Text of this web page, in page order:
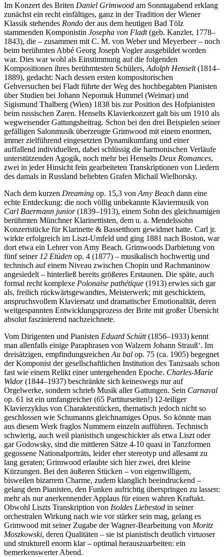
Im Konzert des Briten Daniel Grimwood am Sonntagabend erklang
zunächst ein recht einfältiges, ganz in der Tradition der Wiener
Klassik stehendes Rondo der aus dem heutigen Bad Tölz
stammenden Komponistin Josepha von Fladt(geb. Kanzler, 1778–
1843), die – zusammen mit C. M. von Weber und Meyerbeer – noch
beim berühmten Abbé Georg Joseph Vogler ausgebildet worden
war. Dies war wohl als Einstimmung auf die folgenden
Kompositionen ihres berühmtesten Schülers, Adolph Henselt(1814–
1889), gedacht: Nach dessen ersten kompositorischen
Gehversuchen bei Fladt führte der Weg des hochbegabten Pianisten
über Studien bei Johann Nepomuk Hummel (Weimar) und
Sigismund Thalberg (Wien) 1838 bis zur Position des Hofpianisten
beim russischen Zaren. Henselts Klavierkonzert galt bis um 1910 als
wegweisender Gattungsbeitrag. Schon bei den drei Beispielen seiner
gefälligen Salonmusik überzeugte Grimwood mit einem enormen,
immer zielführend eingesetzten Dynamikumfang und einer
auffallend individuellen, dabei schlüssig die harmonischen Verläufe
unterstützenden Agogik, noch mehr bei Henselts Deux Romances,
zwei in jeder Hinsicht fein gearbeiteten Transkriptionen von Liedern
des damals in Russland beliebten Grafen Michail Wielhorsky.
Nach dem kurzen Dreaming op. 15,3 von Amy Beach dann eine
echte Entdeckung: die noch völlig unbekannte Klaviermusik von
Carl Baermann junior(1839–1913), einem Sohn des gleichnamigen
berühmten Münchner Klarinettisten, dem u. a. Mendelssohn
Konzertstücke für Klarinette & Bassetthorn gewidmet hatte. Carl jr.
wirkte erfolgreich im Liszt-Umfeld und ging 1881 nach Boston, war
dort etwa ein Lehrer von Amy Beach. Grimwoods Darbietung von
fünf seiner 12 Etüden op. 4 (1877) – musikalisch hochwertig und
technisch auf einem Niveau zwischen Chopin und Rachmaninow
angesiedelt – hinterließ bereits größeres Erstaunen. Die späte, auch
formal recht komplexe Polonaise pathétique (1913) erwies sich gar
als, freilich rückwärtsgewandtes, Meisterwerk; mit geschicktem,
anspruchsvollem Klaviersatz und dramatischer Emotionalität, deren
weitgespannten Entwicklungsprozess der Brite mit großer Übersicht
absolut faszinierend nachzeichnete.
Vom Dirigenten und Pianisten Eduard Schütt(1856–1933) kennt
man allenfalls einige Paraphrasen von Walzern Johann Strauß‘. Im
dreisätzigen, empfindungsreichen Au bal op. 75 (ca. 1905) begegnet
der Komponist der gesellschaftlichen Institution des Tanzsaals schon
fast wie einem Relikt einer untergehenden Epoche. Charles-Marie
Widor(1844–1937) beschränkte sich keineswegs nur auf
Orgelwerke, sondern schrieb Musik aller Gattungen. Sein Carnaval
op. 61 ist ein umfangreicher (65 Partiturseiten!) 12-teiliger
Klavierzyklus von Charakterstücken, thematisch jedoch nicht so
geschlossen wie Schumanns gleichnamiges Opus. So könnte man
aus diesem Werk fraglos Nummern einzeln aufführen. Technisch
schwierig, auch weil pianistisch ungeschickter als etwa Liszt oder
gar Godowsky, sind die mittleren Sätze 4-10 quasi in Tanzformen
gegossene Nationalporträts, leider eher stereotyp und allesamt zu
lang geraten; Grimwood erlaubte sich hier zwei, drei kleine
Kürzungen. Bei den äußeren Stücken – von eigenwilligem,
bisweilen bizarrem Charme, zudem klanglich beeindruckend –
gelang dem Pianisten, den Funken aufrichtig überspringen zu lassen:
mehr als nur anerkennender Applaus für einen wahren Kraftakt.
Obwohl Liszts Transkription von Isoldes Liebestod in seiner
orchestralen Wirkung nach wie vor stärker sein mag, gelang es
Grimwood mit seiner Zugabe der Wagner-Bearbeitung von Moritz
Moszkowski, deren Qualitäten – sie ist pianistisch deutlich virtuoser
und strukturell enorm klar – optimal herauszuarbeiten: ein
bemerkenswerter Abend.